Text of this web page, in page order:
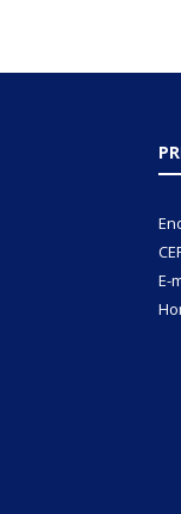
E-